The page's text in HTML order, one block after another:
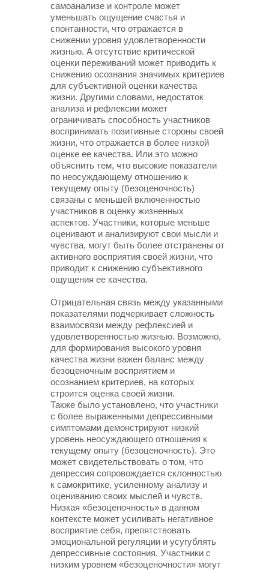
самоанализе и контроле может
уменьшать ощущение счастья и
спонтанности, что отражается в
снижении уровня удовлетворенности
жизнью. А отсутствие критической
оценки переживаний может приводить к
снижению осознания значимых критериев
для субъективной оценки качества
жизни. Другими словами, недостаток
анализа и рефлексии может
ограничивать способность участников
воспринимать позитивные стороны своей
жизни, что отражается в более низкой
оценке ее качества. Или это можно
объяснить тем, что высокие показатели
по неосуждающему отношению к
текущему опыту (безоценочность)
связаны с меньшей включенностью
участников в оценку жизненных
аспектов. Участники, которые меньше
оценивают и анализируют свои мысли и
чувства, могут быть более отстранены от
активного восприятия своей жизни, что
приводит к снижению субъективного
ощущения ее качества.
Отрицательная связь между указанными
показателями подчеркивает сложность
взаимосвязи между рефлексией и
удовлетворенностью жизнью. Возможно,
для формирования высокого уровня
качества жизни важен баланс между
безоценочным восприятием и
осознанием критериев, на которых
строится оценка своей жизни.
Также было установлено, что участники
с более выраженными депрессивными
симптомами демонстрируют низкий
уровень неосуждающего отношения к
текущему опыту (безоценочность). Это
может свидетельствовать о том, что
депрессия сопровождается склонностью
к самокритике, усиленному анализу и
оцениванию своих мыслей и чувств.
Низкая «безоценочность» в данном
контексте может усиливать негативное
восприятие себя, препятствовать
эмоциональной регуляции и усугублять
депрессивные состояния. Участники с
низким уровнем «безоценочности» могут